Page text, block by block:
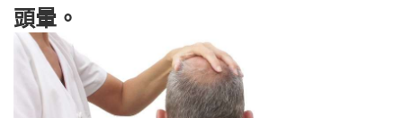
頭暈。